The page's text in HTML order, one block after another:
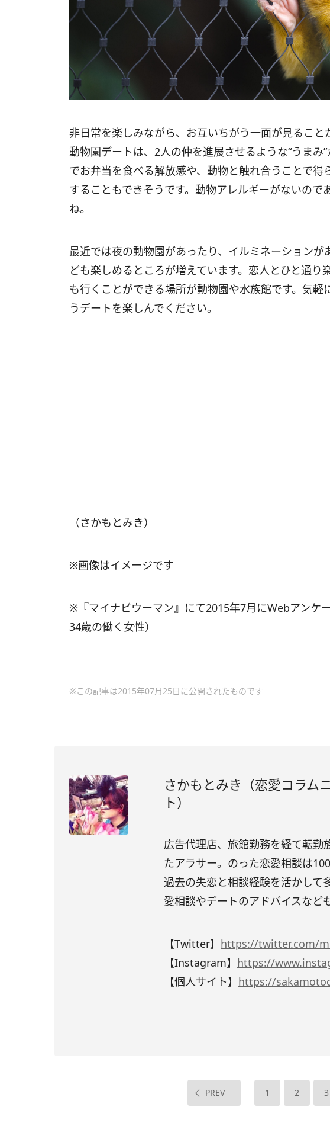
非日常を楽しみながら、お互いちがう一面が見ること
動物園デートは、2人の仲を進展させるような“うまみ
でお弁当を食べる解放感や、動物と触れ合うことで得
することもできそうです。動物アレルギーがないので
ね。
最近では夜の動物園があったり、イルミネーション
ども楽しめるところが増えています。恋人とひと通り
も行くことができる場所が動物園や水族館です。気軽
うデートを楽しんでください。
（さかもとみき）
※画像はイメージです
※『マイナビウーマン』にて2015年7月にWebアンケ
34歳の働く女性）
※この記事は2015年07月25日に公開されたものです
さかもとみき（恋愛コラム
ト）
広告代理店、旅館勤務を経て転勤
たアラサー。のった恋愛相談は
過去の失恋と相談経験を活かして
愛相談やデートのアドバイスなど
【Twitter】 https://twitter.com/
【Instagram】 https://
【個人サイト】 https://
PREV 1 2 3